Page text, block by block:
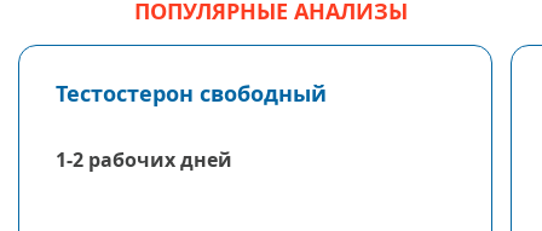
ПОПУЛЯРНЫЕ АНАЛИЗЫ
Тестостерон свободный
1-2 рабочих дней